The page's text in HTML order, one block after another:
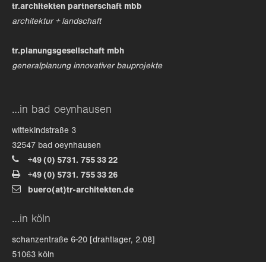
tr.architekten partnerschaft mbb
architektur + landschaft
tr.planungsgesellschaft mbh
generalplanung innovativer bauprojekte
…in bad oeynhausen
wittekindstraße 3
32547 bad oeynhausen
+49 (0) 5731. 755 33 22
+49 (0) 5731. 755 33 26
buero(at)tr-architekten.de
…in köln
schanzentraße 6-20 [drahtlager, 2.08]
51063 köln